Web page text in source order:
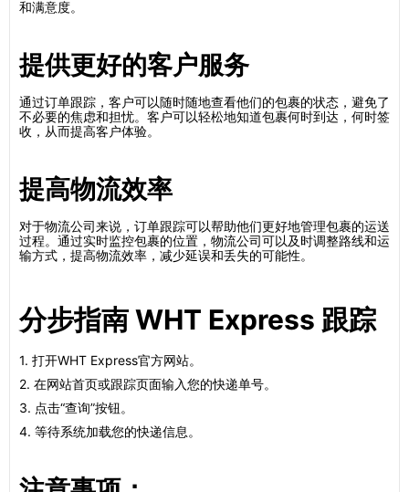
和满意度。
提供更好的客户服务
通过订单跟踪，客户可以随时随地查看他们的包裹的状态，避免了
不必要的焦虑和担忧。客户可以轻松地知道包裹何时到达，何时签
收，从而提高客户体验。
提高物流效率
对于物流公司来说，订单跟踪可以帮助他们更好地管理包裹的运送
过程。通过实时监控包裹的位置，物流公司可以及时调整路线和运
输方式，提高物流效率，减少延误和丢失的可能性。
分步指南 WHT Express 跟踪
1. 打开WHT Express官方网站。
2. 在网站首页或跟踪页面输入您的快递单号。
3. 点击“查询”按钮。
4. 等待系统加载您的快递信息。